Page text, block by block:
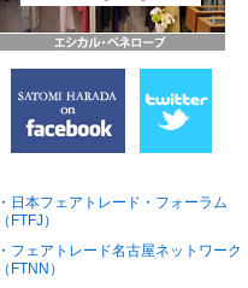
・日本フェアトレード・フォーラム
（FTFJ）
・フェアトレード名古屋ネットワーク
（FTNN）